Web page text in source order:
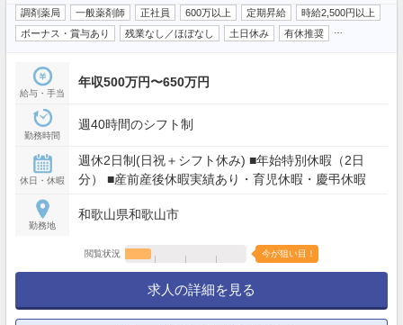
調剤薬局 一般薬剤師 正社員 600万以上 定期昇給
時給2,500円以上
ボーナス・賞与あり
残業なし／ほぼなし 土日休み 有休推奨
給与・手当
年収500万円〜650万円
勤務時間
週40時間のシフト制
休日・休暇
週休2日制(日祝＋シフト休み) ■年始特別休暇（2日
分） ■産前産後休暇実績あり・育児休暇・慶弔休暇
勤務地
和歌山県和歌山市
閲覧状況 今が狙い目！
求人の詳細を見る